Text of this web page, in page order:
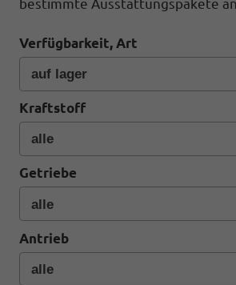
bestimmte Ausstattungspakete
Verfügbarkeit, Art
Kraftstoff
Getriebe
Antrieb